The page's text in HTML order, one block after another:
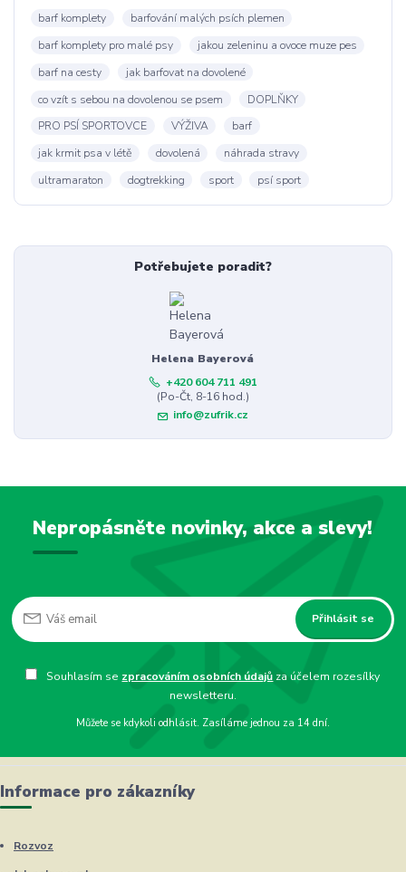
barf komplety
barfování malých psích plemen
barf komplety pro malé psy
jakou zeleninu a ovoce muze pes
barf na cesty
jak barfovat na dovolené
co vzít s sebou na dovolenou se psem
DOPLŇKY
PRO PSÍ SPORTOVCE
VÝŽIVA
barf
jak krmit psa v létě
dovolená
náhrada stravy
ultramaraton
dogtrekking sport psí sport
Potřebujete poradit?
Helena Bayerová
+420 604 711 491
(Po-Čt, 8-16 hod.)
info@zufrik.cz
Nepropásněte novinky, akce a slevy!
Přihlásit se
Souhlasím se zpracováním osobních údajů za účelem rozesílky
newsletteru.
Můžete se kdykoli odhlásit. Zasíláme jednou za 14 dní.
Informace pro zákazníky
Rozvoz